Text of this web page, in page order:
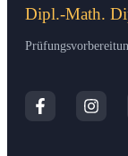
Dipl.-Math.